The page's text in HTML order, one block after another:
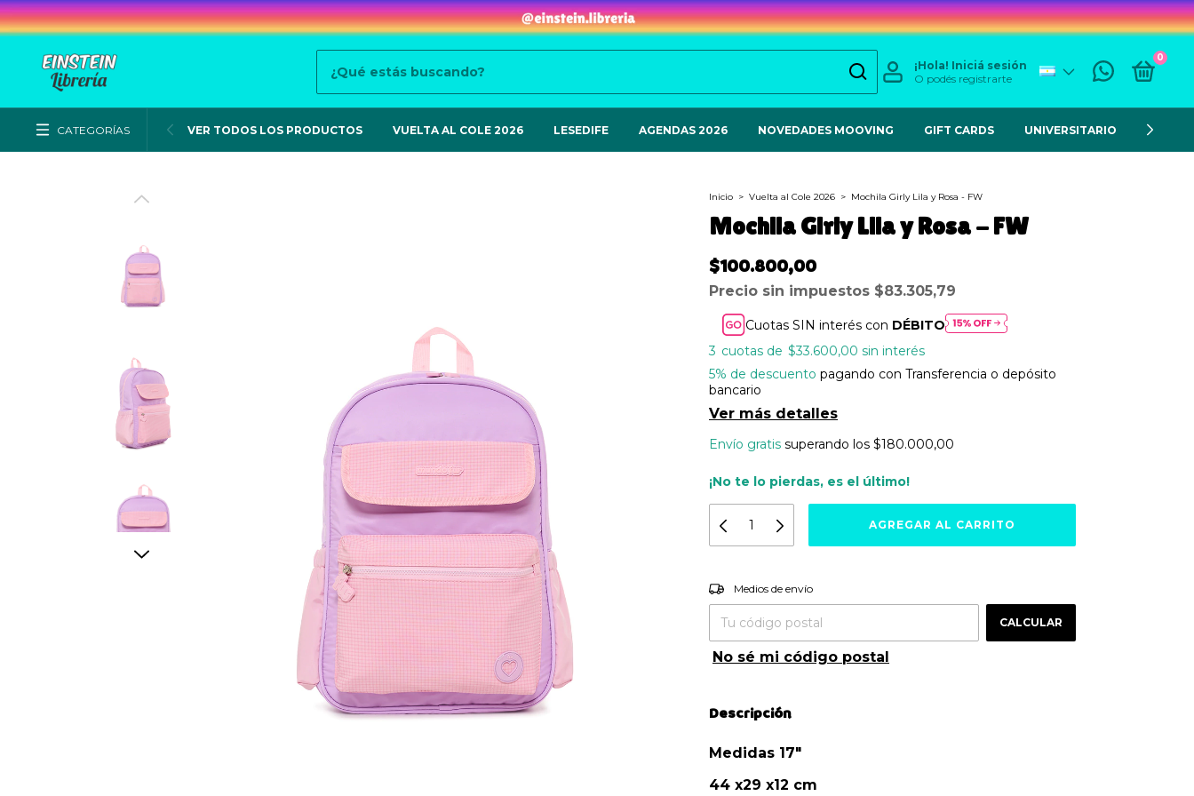
¡Hola! Iniciá sesión
O podés registrarte
0
CATEGORÍAS VER TODOS LOS PRODUCTOS VUELTA AL COLE 2026 LESEDIFE AGENDAS 2026 NOVEDADES MOOVING GIFT CARDS UNIVERSITARIO
Inicio > Vuelta al Cole 2026 > Mochila Girly Lila y Rosa - FW
Mochila Girly Lila y Rosa - FW
$100.800,00
Precio sin impuestos $83.305,79
Cuotas SIN interés con DÉBITO
3
$33.600,00 sin interés
5% de descuento pagando con Transferencia o depósito
bancario
Ver más detalles
Envío gratis superando los $180.000,00
¡No te lo pierdas, es el último!
Entregas para el CP:
Medios de envío
CALCULAR
No sé mi código postal
Descripción
Medidas 17"
44 x29 x12 cm